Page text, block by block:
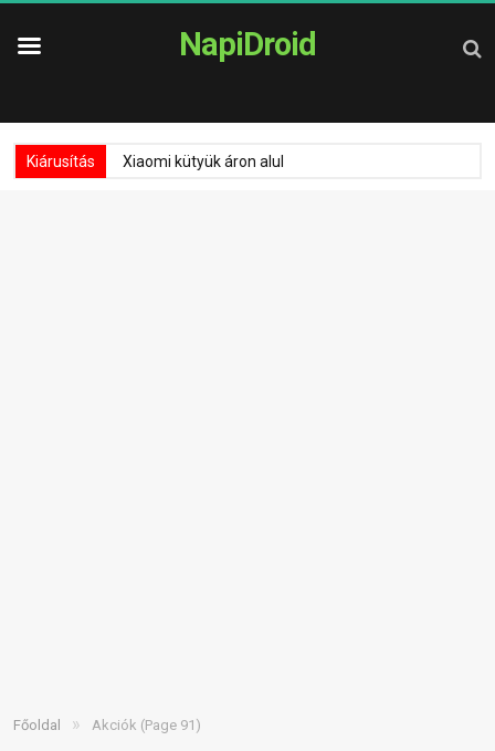
NapiDroid
Kiárusítás Xiaomi kütyük áron alul
Főoldal » Akciók (Page 91)